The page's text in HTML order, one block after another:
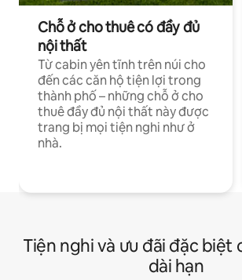
Chỗ ở cho thuê có đầy đủ
nội thất
Từ cabin yên tĩnh trên núi cho
đến các căn hộ tiện lợi trong
thành phố – những chỗ ở cho
thuê đầy đủ nội thất này được
trang bị mọi tiện nghi như ở
nhà.
Tiện nghi và ưu đãi đặc biệt
dài hạn